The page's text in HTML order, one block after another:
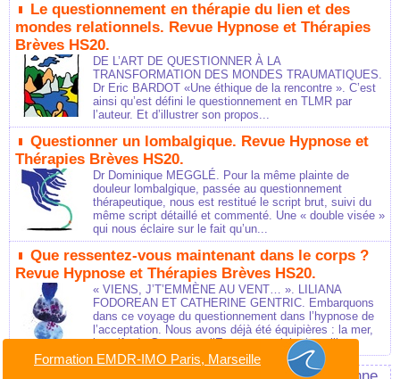
Le questionnement en thérapie du lien et des
mondes relationnels. Revue Hypnose et Thérapies
Brèves HS20.
DE L’ART DE QUESTIONNER À LA
TRANSFORMATION DES MONDES TRAUMATIQUES.
Dr Eric BARDOT «Une éthique de la rencontre ». C’est
ainsi qu’est défini le questionnement en TLMR par
l’auteur. Et d’illustrer son propos...
Questionner un lombalgique. Revue Hypnose et
Thérapies Brèves HS20.
Dr Dominique MEGGLÉ. Pour la même plainte de
douleur lombalgique, passée au questionnement
thérapeutique, nous est restitué le script brut, suivi du
même script détaillé et commenté. Une « double visée »
qui nous éclaire sur le fait qu’un...
Que ressentez-vous maintenant dans le corps ?
Revue Hypnose et Thérapies Brèves HS20.
« VIENS, J’T’EMMÈNE AU VENT… ». LILIANA
FODOREAN ET CATHERINE GENTRIC. Embarquons
dans ce voyage du questionnement dans l’hypnose de
l’acceptation. Nous avons déjà été équipières : la mer,
le golfe de Gascogne, l’Espagne au loin, le voilier...
Formation EMDR-IMO Paris, Marseille